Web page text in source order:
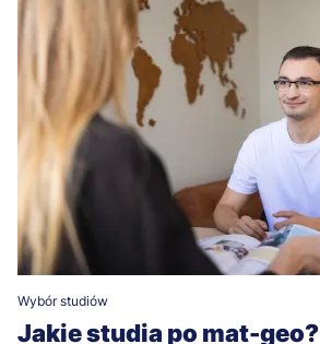
Wybór studiów
Jakie studia po mat-geo?